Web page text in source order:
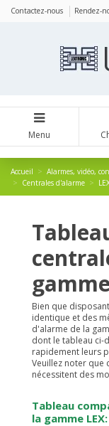
Contactez-nous Rendez-
Menu
Accueil Alarmes, vidéo,
Centrales d'alarme
Bien que
identique et des
d'alarme de la
dont le tableau ci-
rapidement leurs
Veuillez noter que
nécessitent des
Tableau
la gamme LEX:
Panneau de gestion des